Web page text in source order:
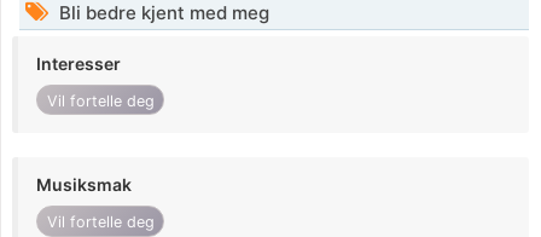
Bli bedre kjent med meg
Interesser
Vil fortelle deg
Musiksmak
Vil fortelle deg